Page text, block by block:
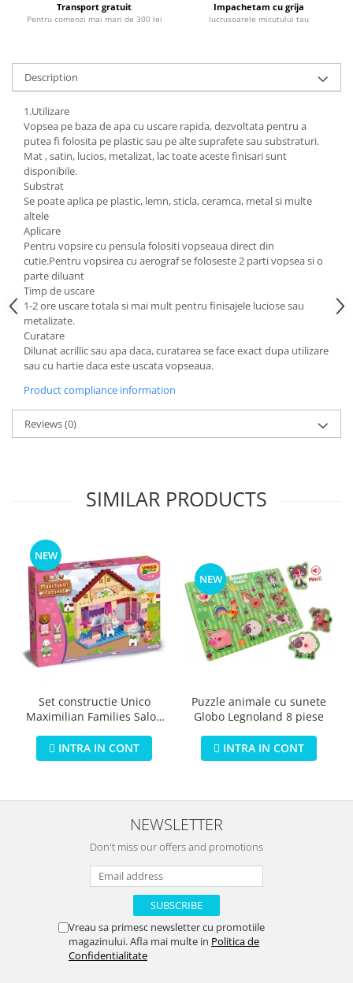
Transport gratuit
Pentru comenzi mai mari de 300 lei
Impachetam cu grija
lucrusoarele micutului tau
Description
1.Utilizare
Vopsea pe baza de apa cu uscare rapida, dezvoltata pentru a
putea fi folosita pe plastic sau pe alte suprafete sau substraturi.
Mat , satin, lucios, metalizat, lac toate aceste finisari sunt
disponibile.
Substrat
Se poate aplica pe plastic, lemn, sticla, ceramca, metal si multe
altele
Aplicare
Pentru vopsire cu pensula folositi vopseaua direct din
cutie.Pentru vopsirea cu aerograf se foloseste 2 parti vopsea si o
parte diluant
Timp de uscare
1-2 ore uscare totala si mai mult pentru finisajele luciose sau
metalizate.
Curatare
Dilunat acrillic sau apa daca, curatarea se face exact dupa utilizare
sau cu hartie daca este uscata vopseaua.
Product compliance information
Reviews(0)
SIMILAR PRODUCTS
NEW
Set constructie Unico
Maximilian Families Salon
INTRA IN CONT
NEW
Puzzle animale cu sunete
Globo Legnoland 8 piese
INTRA IN CONT
NEWSLETTER
Don't miss our offers and promotions
Vreau sa primesc newsletter cu promotiile
magazinului. Afla mai multe in Politica de
Confidentialitate